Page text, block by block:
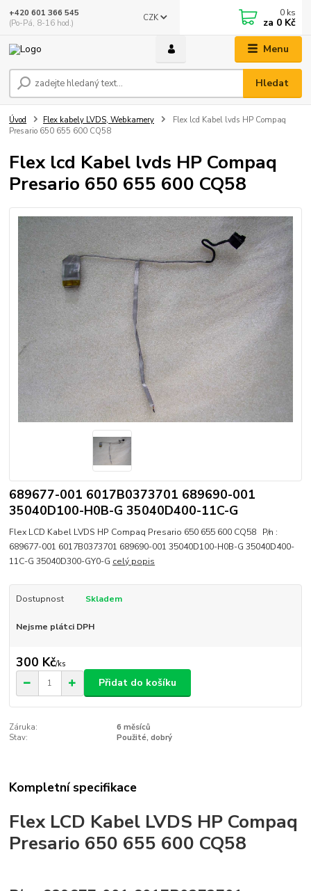
Menu
CZK
Hledat
+420 601 366 545
(Po-Pá, 8-16 hod.)
0 ks
za 0 Kč
Úvod Flex kabely LVDS, Webkamery
Flex lcd Kabel lvds HP Compaq
Presario 650 655 600 CQ58
Flex lcd Kabel lvds HP Compaq
Presario 650 655 600 CQ58
689677-001 6017B0373701 689690-001
35040D100-H0B-G 35040D400-11C-G
Flex LCD Kabel LVDS HP Compaq Presario 650 655 600 CQ58 P/n :
689677-001 6017B0373701 689690-001 35040D100-H0B-G 35040D400-
11C-G 35040D300-GY0-G celý popis
Dostupnost Skladem
Nejsme plátci DPH
300 Kč/ks
Přidat do košíku
Záruka:
6 měsíců
Stav:
Použité, dobrý
Kompletní specifikace
Flex LCD Kabel LVDS HP Compaq
Presario 650 655 600 CQ58